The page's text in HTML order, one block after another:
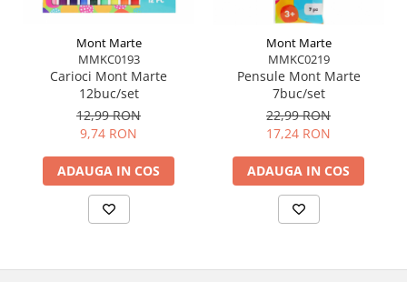
Mont Marte
MMKC0193
Carioci Mont Marte
12buc/set
12,99 RON
9,74 RON
ADAUGA IN COS
Mont Marte
MMKC0219
Pensule Mont Marte
7buc/set
22,99 RON
17,24 RON
ADAUGA IN COS